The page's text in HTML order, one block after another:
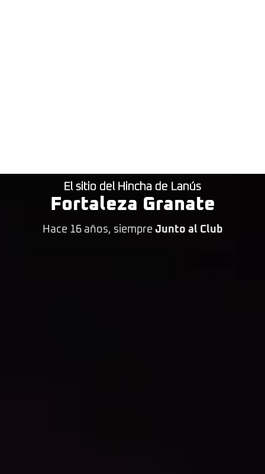
El sitio del Hincha de Lanús
Fortaleza Granate
Hace 16 años, siempre Junto al Club